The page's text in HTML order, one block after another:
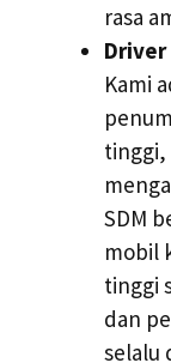
rasa
Kami
tinggi,
SDM
mobil
tinggi
dan
selalu